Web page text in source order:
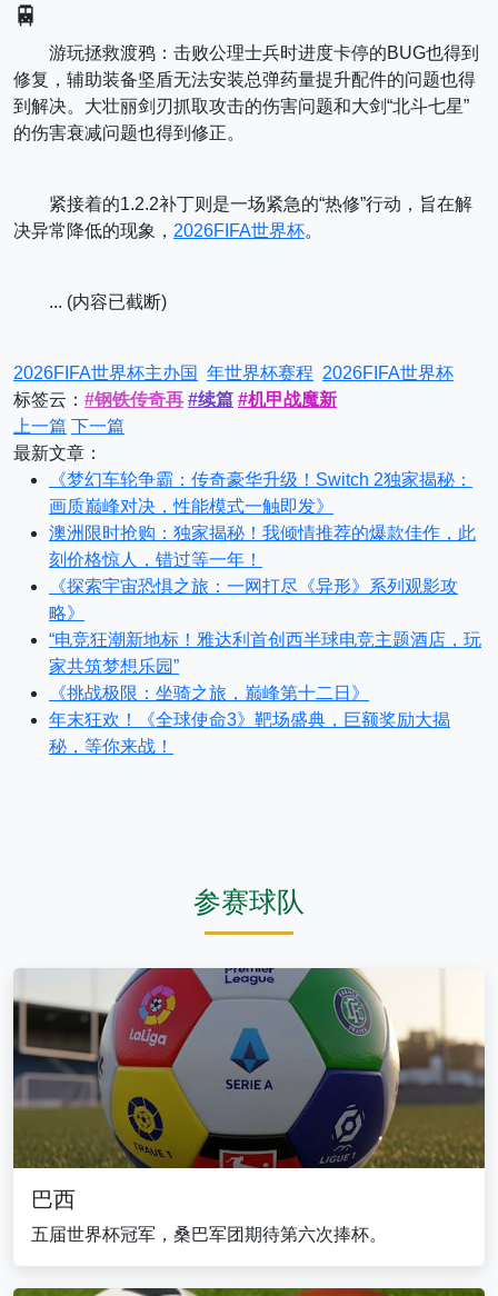
🚆
游玩拯救渡鸦：击败公理士兵时进度卡停的BUG也得到
修复，辅助装备坚盾无法安装总弹药量提升配件的问题也得
到解决。大壮丽剑刃抓取攻击的伤害问题和大剑“北斗七星”
的伤害衰减问题也得到修正。
紧接着的1.2.2补丁则是一场紧急的“热修”行动，旨在解
决异常降低的现象， 2026FIFA世界杯。
... (内容已截断)
2026FIFA世界杯主办国 年世界杯赛程 2026FIFA世界杯
标签云： #钢铁传奇再 #续篇 #机甲战魔新
上一篇 下一篇
最新文章：
《梦幻车轮争霸：传奇豪华升级！Switch 2独家揭秘：
画质巅峰对决，性能模式一触即发》
澳洲限时抢购：独家揭秘！我倾情推荐的爆款佳作，此
刻价格惊人，错过等一年！
《探索宇宙恐惧之旅：一网打尽《异形》系列观影攻
略》
“电竞狂潮新地标！雅达利首创西半球电竞主题酒店，玩
家共筑梦想乐园”
《挑战极限：坐骑之旅，巅峰第十二日》
年末狂欢！《全球使命3》靶场盛典，巨额奖励大揭
秘，等你来战！
参赛球队
巴西
五届世界杯冠军，桑巴军团期待第六次捧杯。